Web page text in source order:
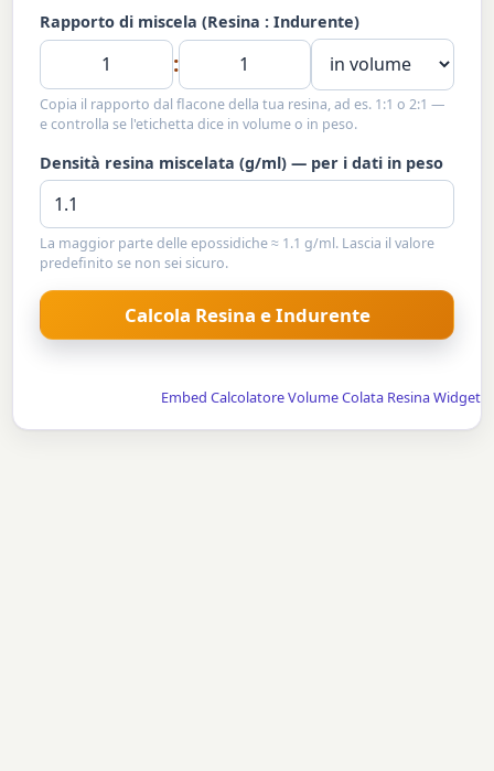
Rapporto di miscela (Resina : Indurente)
:
Copia il rapporto dal flacone della tua resina, ad es. 1:1 o 2:1 —
e controlla se l'etichetta dice in volume o in peso.
Densità resina miscelata (g/ml) — per i dati in peso
La maggior parte delle epossidiche ≈ 1.1 g/ml. Lascia il valore
predefinito se non sei sicuro.
Embed Calcolatore Volume Colata Resina Widget